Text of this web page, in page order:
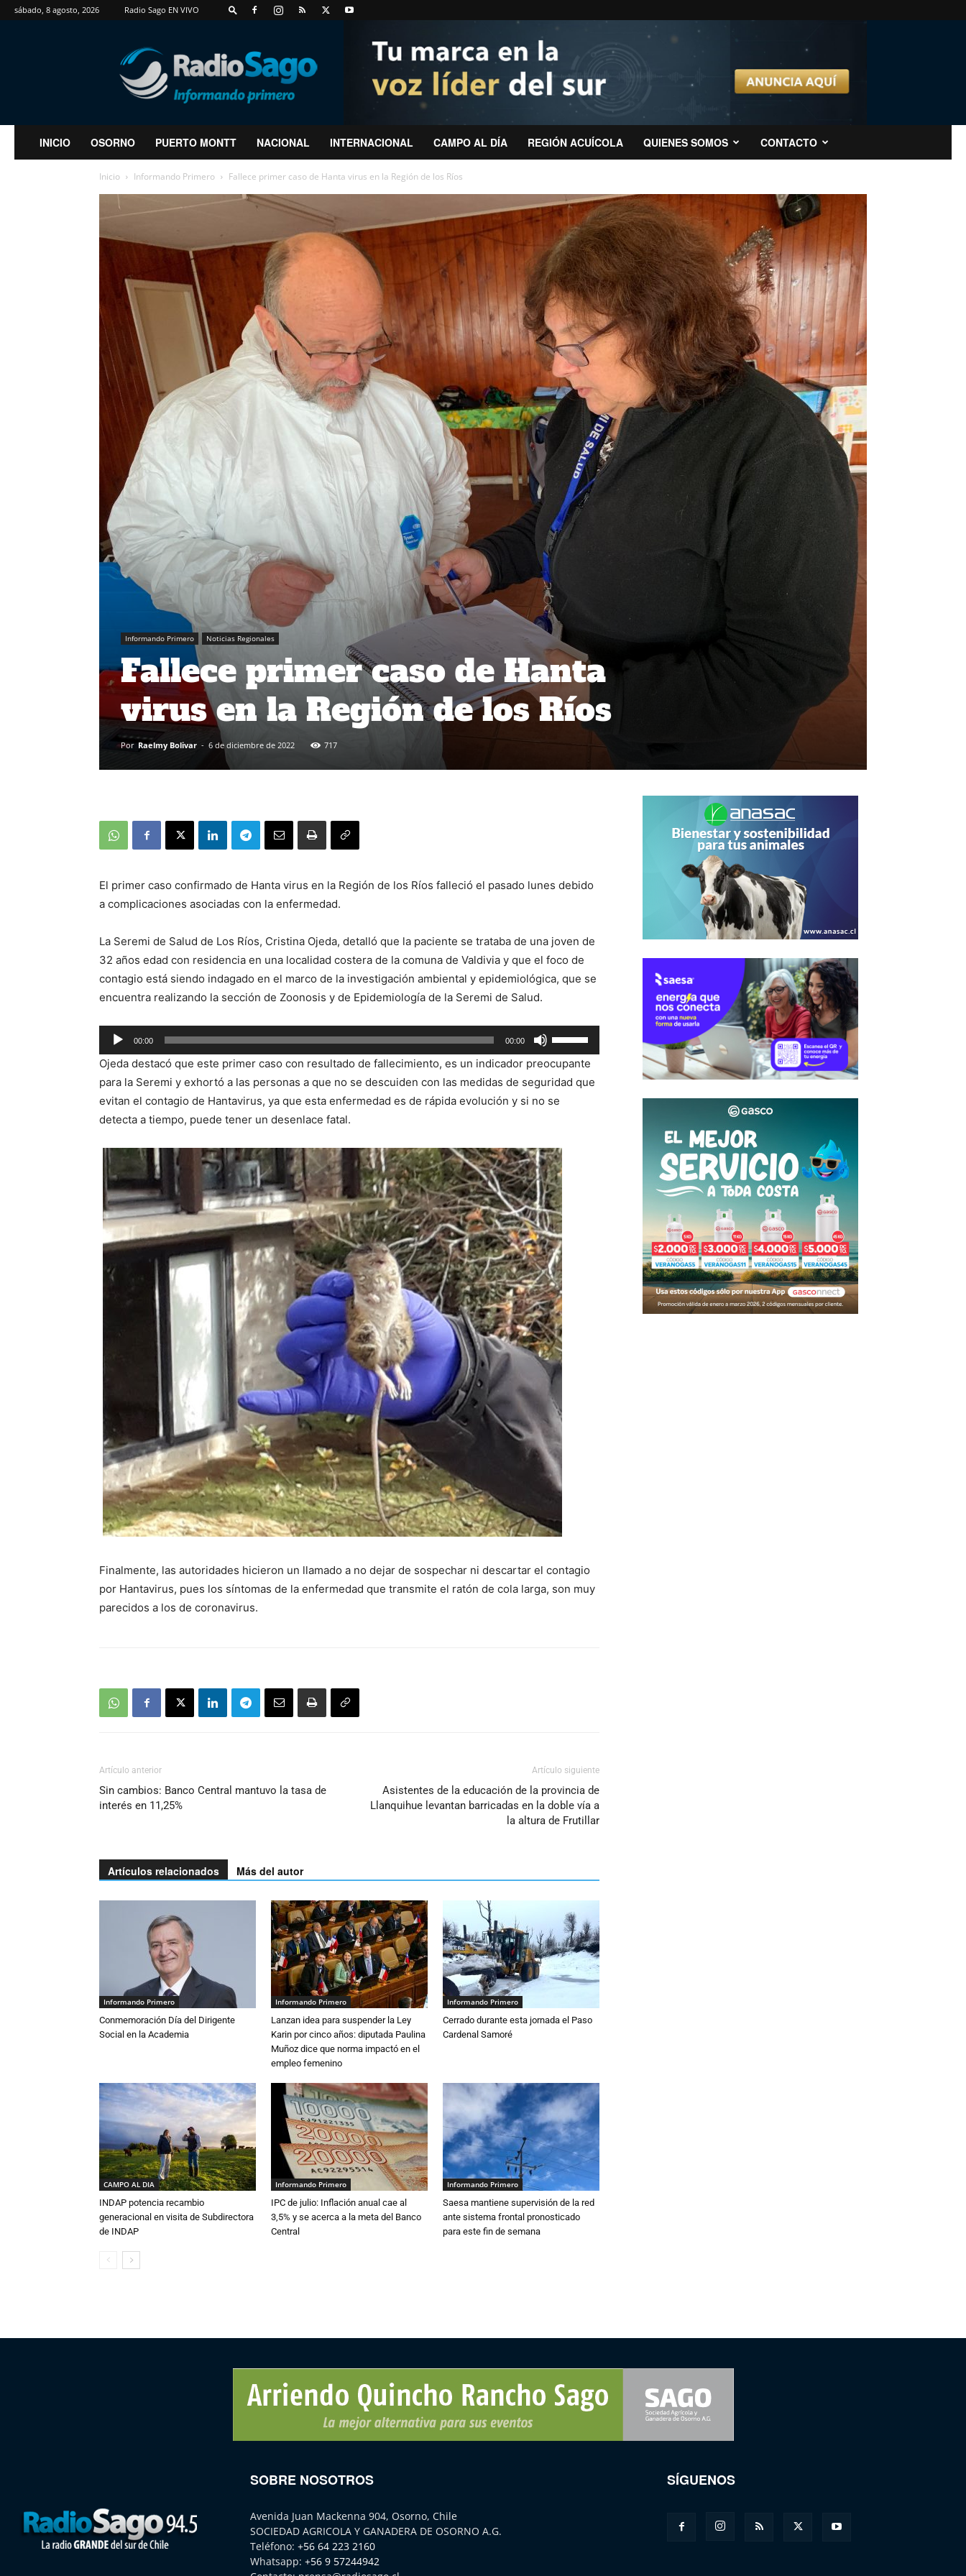
sábado, 8 agosto, 2026 Radio Sago EN VIVO
RadioSago
INICIO OSORNO PUERTO MONTT NACIONAL INTERNACIONAL CAMPO AL DÍA REGIÓN ACUÍCOLA QUIENES SOMOS CONTACTO
Inicio Informando Primero Fallece primer caso de Hanta virus en la Región de los Ríos
Informando Primero Noticias Regionales
Fallece primer caso de Hanta
virus en la Región de los Ríos
Por Raelmy Bolivar - 6 de diciembre de 2022 717
El primer caso confirmado de Hanta virus en la Región de los Ríos falleció el pasado lunes debido
a complicaciones asociadas con la enfermedad.
La Seremi de Salud de Los Ríos, Cristina Ojeda, detalló que la paciente se trataba de una joven de
32 años edad con residencia en una localidad costera de la comuna de Valdivia y que el foco de
contagio está siendo indagado en el marco de la investigación ambiental y epidemiológica, que se
encuentra realizando la sección de Zoonosis y de Epidemiología de la Seremi de Salud.
Reproductor
de
audio
00:00 00:00
las
teclas
de
flecha
para
aumentar
o
disminuir
el
volumen.
Ojeda destacó que este primer caso con resultado de fallecimiento, es un indicador preocupante
para la Seremi y exhortó a las personas a que no se descuiden con las medidas de seguridad que
evitan el contagio de Hantavirus, ya que esta enfermedad es de rápida evolución y si no se
detecta a tiempo, puede tener un desenlace fatal.
Finalmente, las autoridades hicieron un llamado a no dejar de sospechar ni descartar el contagio
por Hantavirus, pues los síntomas de la enfermedad que transmite el ratón de cola larga, son muy
parecidos a los de coronavirus.
Artículo anterior
Sin cambios: Banco Central mantuvo la tasa de
interés en 11,25%
Artículo siguiente
Asistentes de la educación de la provincia de
Llanquihue levantan barricadas en la doble vía a
la altura de Frutillar
Artículos relacionados Más del autor
Informando Primero
Conmemoración Día del Dirigente
Social en la Academia
Informando Primero
Lanzan idea para suspender la Ley
Karin por cinco años: diputada Paulina
Muñoz dice que norma impactó en el
empleo femenino
Informando Primero
Cerrado durante esta jornada el Paso
Cardenal Samoré
CAMPO AL DIA
INDAP potencia recambio
generacional en visita de Subdirectora
de INDAP
Informando Primero
IPC de julio: Inflación anual cae al
3,5% y se acerca a la meta del Banco
Central
Informando Primero
Saesa mantiene supervisión de la red
ante sistema frontal pronosticado
para este fin de semana
SOBRE NOSOTROS
Avenida Juan Mackenna 904, Osorno, Chile
SOCIEDAD AGRICOLA Y GANADERA DE OSORNO A.G.
Teléfono: +56 64 223 2160
Whatsapp: +56 9 57244942
SÍGUENOS